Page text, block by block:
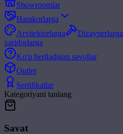
Showroomlar
Hamkorlarga
Arxitektorlarga
Dizaynerlarga
xaridorlarga
Ko'p beriladigan savollar
Outlet
Sertifikatlar
Kategoriyani tanlang
Savat